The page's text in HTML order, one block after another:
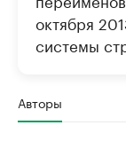
октября
системы
Авторы